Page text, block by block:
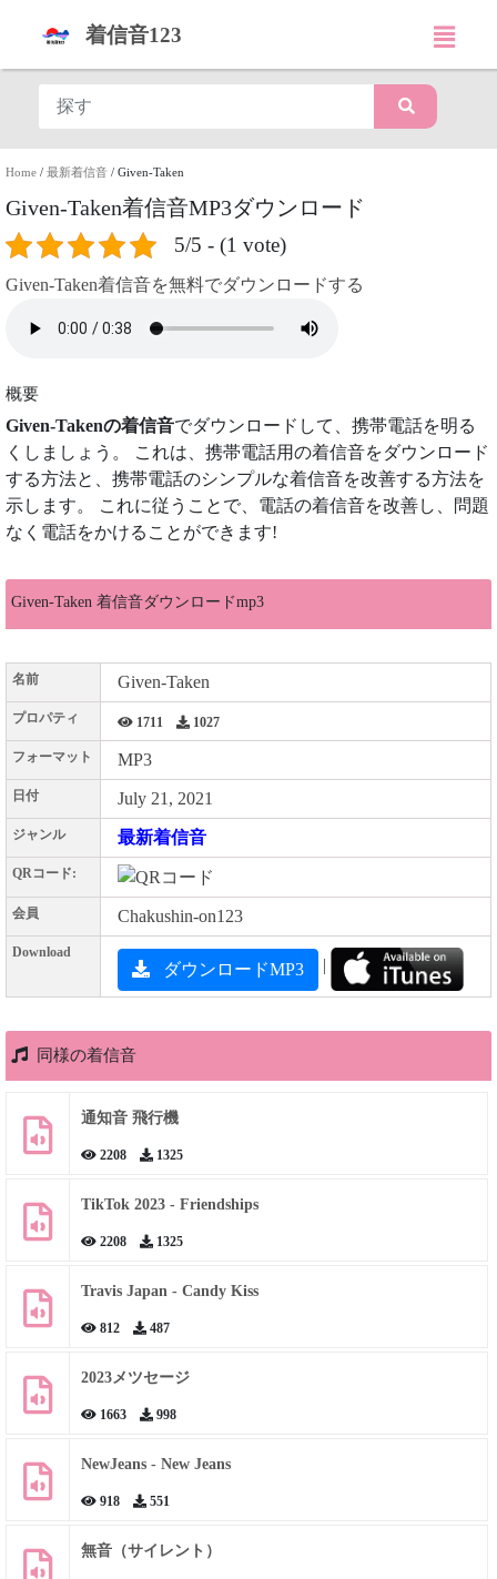
着信音123
Home / 最新着信音 / Given-Taken
Given-Taken着信音MP3ダウンロード
5/5 - (1 vote)
Given-Taken着信音を無料でダウンロードする
概要
Given-Takenの着信音でダウンロードして、携帯電話を明る
くしましょう。 これは、携帯電話用の着信音をダウンロード
する方法と、携帯電話のシンプルな着信音を改善する方法を
示します。 これに従うことで、電話の着信音を改善し、問題
なく電話をかけることができます!
Given-Taken 着信音ダウンロードmp3
名前 Given-Taken
プロパティ 1711 1027
フォーマット MP3
日付 July 21, 2021
ジャンル 最新着信音
QRコード:
会員 Chakushin-on123
Download
ダウンロードMP3 |
同様の着信音
通知音 飛行機
2208 1325
TikTok 2023 - Friendships
2208 1325
Travis Japan - Candy Kiss
812 487
2023メツセージ
1663 998
NewJeans - New Jeans
918 551
無音（サイレント）